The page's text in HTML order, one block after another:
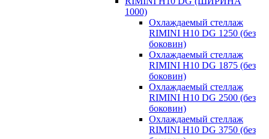
1000)
Охлаждаемый стеллаж
RIMINI H10 DG 1250 (без
боковин)
Охлаждаемый стеллаж
RIMINI H10 DG 1875 (без
боковин)
Охлаждаемый стеллаж
RIMINI H10 DG 2500 (без
боковин)
Охлаждаемый стеллаж
RIMINI H10 DG 3750 (без